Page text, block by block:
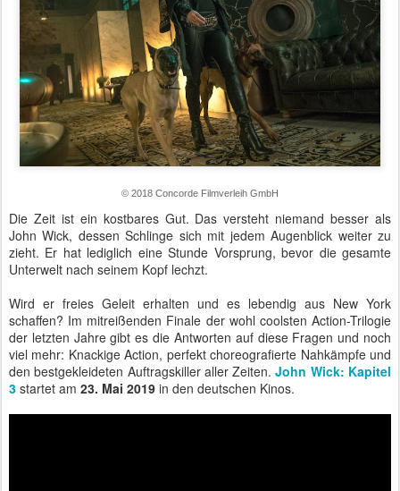
© 2018 Concorde Filmverleih GmbH
Die Zeit ist ein kostbares Gut. Das versteht niemand besser als
John Wick, dessen Schlinge sich mit jedem Augenblick weiter zu
zieht. Er hat lediglich eine Stunde Vorsprung, bevor die gesamte
Unterwelt nach seinem Kopf lechzt.
Wird er freies Geleit erhalten und es lebendig aus New York
schaffen? Im mitreißenden Finale der wohl coolsten Action-Trilogie
der letzten Jahre gibt es die Antworten auf diese Fragen und noch
viel mehr: Knackige Action, perfekt choreografierte Nahkämpfe und
den bestgekleideten Auftragskiller aller Zeiten.John Wick: Kapitel
3 startet am 23. Mai 2019 in den deutschen Kinos.